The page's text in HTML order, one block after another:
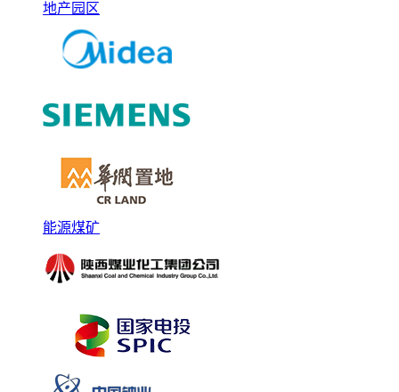
地产园区
能源煤矿